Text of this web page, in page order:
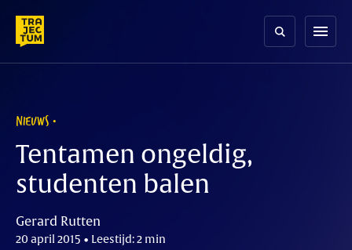
content
menu
NIEUWS
Tentamen ongeldig,
studenten balen
Gerard Rutten
20 april 2015 • Leestijd: 2 min